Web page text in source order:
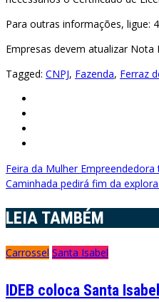
Para outras informações, ligue:
Empresas devem atualizar Nota
Tagged: CNPJ, Fazenda, Ferraz
Navegação
de
Post
Feira da Mulher
Caminhada pedirá fim da
LEIA TAMBÉM
Carrossel Santa Isabel
IDEB coloca Santa